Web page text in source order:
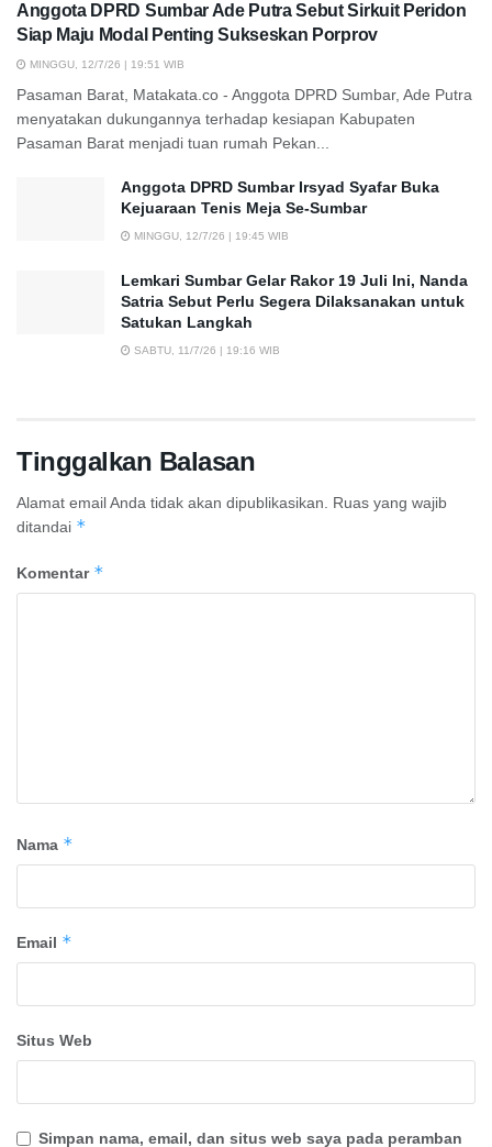
Anggota DPRD Sumbar Ade Putra Sebut Sirkuit Peridon
Siap Maju Modal Penting Sukseskan Porprov
MINGGU, 12/7/26 | 19:51 WIB
Pasaman Barat, Matakata.co - Anggota DPRD Sumbar, Ade Putra
menyatakan dukungannya terhadap kesiapan Kabupaten
Pasaman Barat menjadi tuan rumah Pekan...
Anggota DPRD Sumbar Irsyad Syafar Buka
Kejuaraan Tenis Meja Se-Sumbar
MINGGU, 12/7/26 | 19:45 WIB
Lemkari Sumbar Gelar Rakor 19 Juli Ini, Nanda
Satria Sebut Perlu Segera Dilaksanakan untuk
Satukan Langkah
SABTU, 11/7/26 | 19:16 WIB
Tinggalkan Balasan
Alamat email Anda tidak akan dipublikasikan. Ruas yang wajib
ditandai *
Komentar *
Nama *
Email *
Situs Web
Simpan nama, email, dan situs web saya pada peramban